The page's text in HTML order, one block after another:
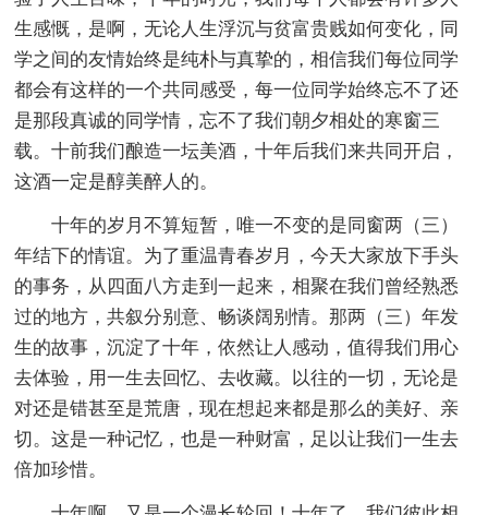
生感慨，是啊，无论人生浮沉与贫富贵贱如何变化，同
学之间的友情始终是纯朴与真挚的，相信我们每位同学
都会有这样的一个共同感受，每一位同学始终忘不了还
是那段真诚的同学情，忘不了我们朝夕相处的寒窗三
载。十前我们酿造一坛美酒，十年后我们来共同开启，
这酒一定是醇美醉人的。
十年的岁月不算短暂，唯一不变的是同窗两（三）
年结下的情谊。为了重温青春岁月，今天大家放下手头
的事务，从四面八方走到一起来，相聚在我们曾经熟悉
过的地方，共叙分别意、畅谈阔别情。那两（三）年发
生的故事，沉淀了十年，依然让人感动，值得我们用心
去体验，用一生去回忆、去收藏。以往的一切，无论是
对还是错甚至是荒唐，现在想起来都是那么的美好、亲
切。这是一种记忆，也是一种财富，足以让我们一生去
倍加珍惜。